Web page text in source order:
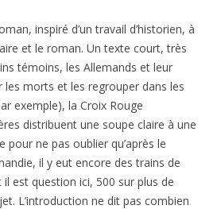
inspiré d’un travail d’historien, à
et le roman. Un texte court, très
témoins, les Allemands et leur
morts et les regrouper dans les
exemple), la Croix Rouge
distribuent une soupe claire à une
pour ne pas oublier qu’après le
il y eut encore des trains de
est question ici, 500 sur plus de
L’introduction ne dit pas combien